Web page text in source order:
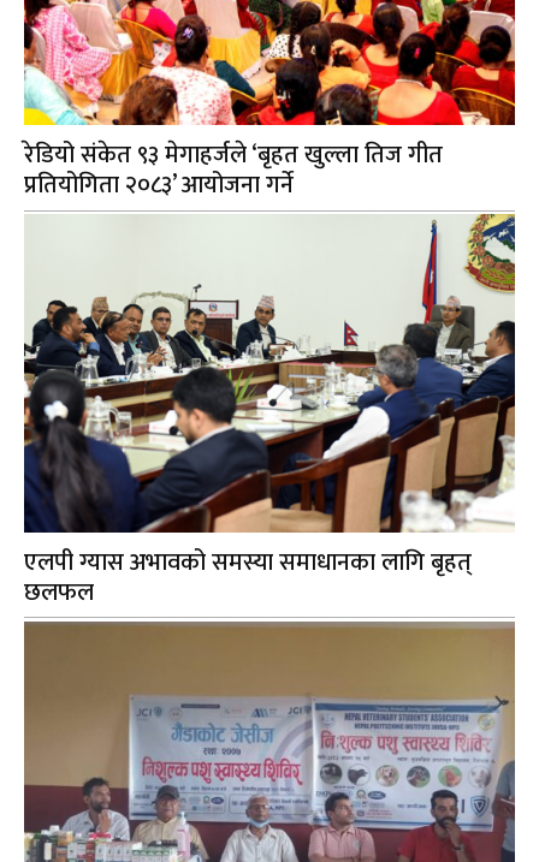
रेडियो संकेत ९३ मेगाहर्जले ‘बृहत खुल्ला तिज गीत
प्रतियोगिता २०८३’ आयोजना गर्ने
एलपी ग्यास अभावको समस्या समाधानका लागि बृहत्
छलफल